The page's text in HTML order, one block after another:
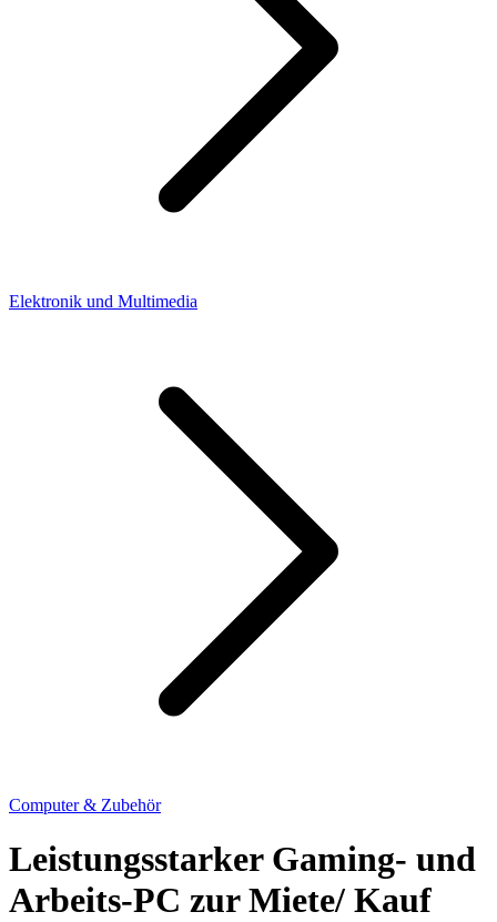
Elektronik und Multimedia
Computer & Zubehör
Leistungsstarker Gaming- und
Arbeits-PC zur Miete/ Kauf